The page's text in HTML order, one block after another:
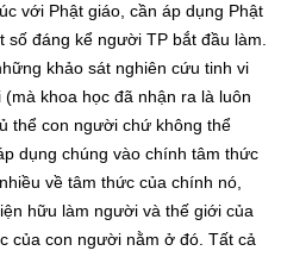
với Phật giáo, cần áp dụng Phật
đáng kể người TP bắt đầu làm.
khảo sát nghiên cứu tinh vi
khoa học đã nhận ra là luôn
thể con người chứ không thể
dụng chúng vào chính tâm thức
về tâm thức của chính nó,
hữu làm người và thế giới của
của con người nằm ở đó. Tất cả